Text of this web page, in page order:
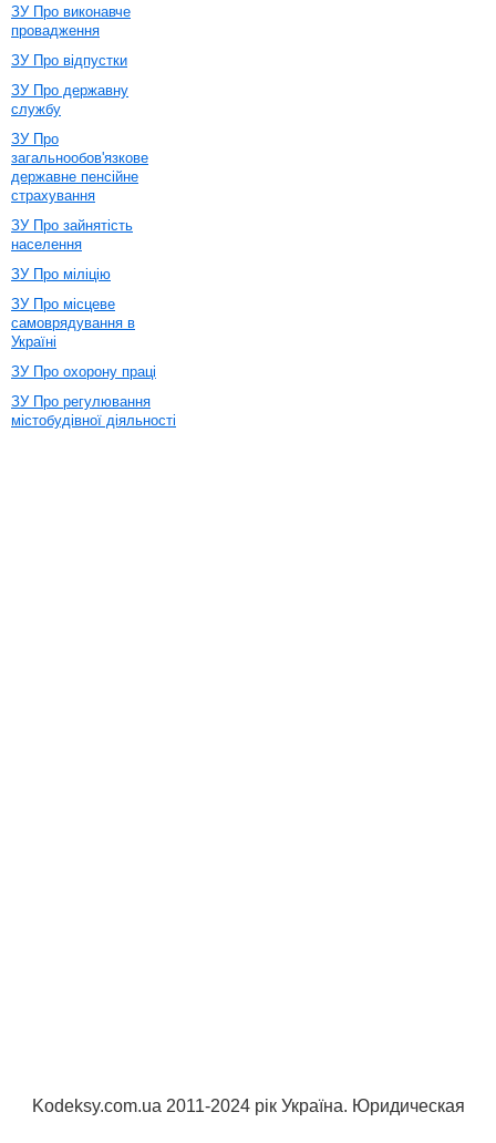
ЗУ Про виконавче
провадження
ЗУ Про відпустки
ЗУ Про державну
службу
ЗУ Про
загальнообов'язкове
державне пенсійне
страхування
ЗУ Про зайнятість
населення
ЗУ Про міліцію
ЗУ Про місцеве
самоврядування в
Україні
ЗУ Про охорону праці
ЗУ Про регулювання
містобудівної діяльності
Kodeksy.com.ua 2011-2024 рік Україна. Юридическая